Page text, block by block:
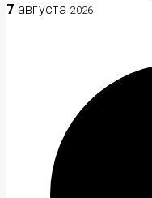
7 августа 2026